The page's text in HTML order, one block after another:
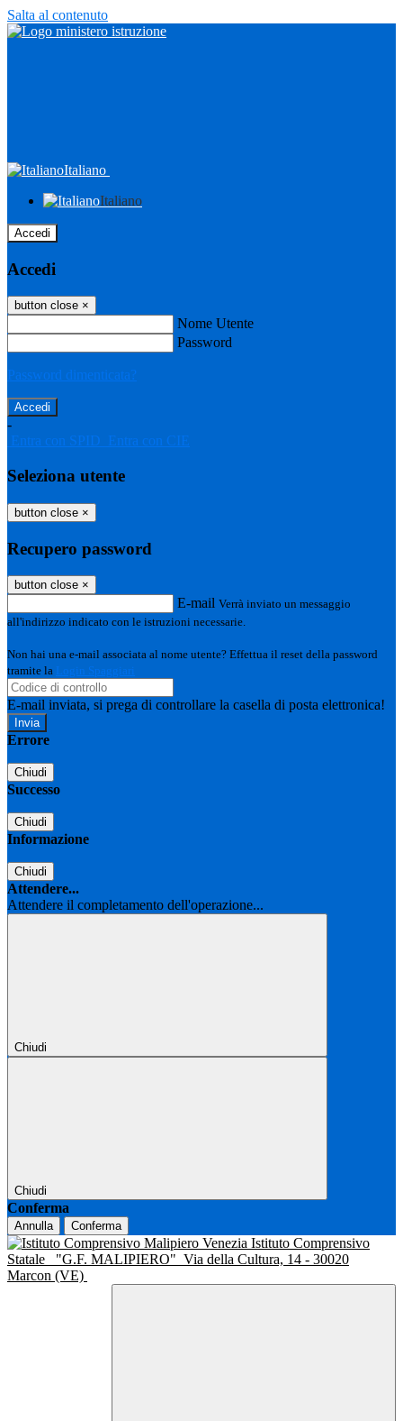
Salta al contenuto
Italiano
Italiano
Accedi
Accedi
button close ×
Nome Utente
Password
Password dimenticata?
-
Entra con SPID
Entra con CIE
Seleziona utente
button close ×
Recupero password
button close ×
E-mail Verrà inviato un messaggio
all'indirizzo indicato con le istruzioni necessarie.
Non hai una e-mail associata al nome utente? Effettua il reset della password
tramite la Login Spaggiari
E-mail inviata, si prega di controllare la casella di posta elettronica!
Errore
Chiudi
Successo
Chiudi
Informazione
Chiudi
Attendere...
Attendere il completamento dell'operazione...
Chiudi
Chiudi
Conferma
Annulla Conferma
Istituto Comprensivo
Statale
"G.F. MALIPIERO" Via della Cultura, 14 - 30020
Marcon (VE)